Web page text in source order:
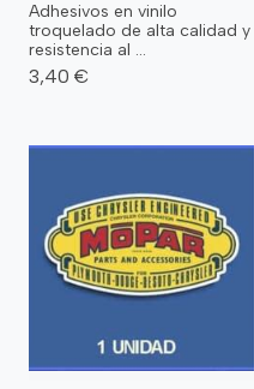
Adhesivos en vinilo
troquelado de alta calidad y
resistencia al ...
3,40 €